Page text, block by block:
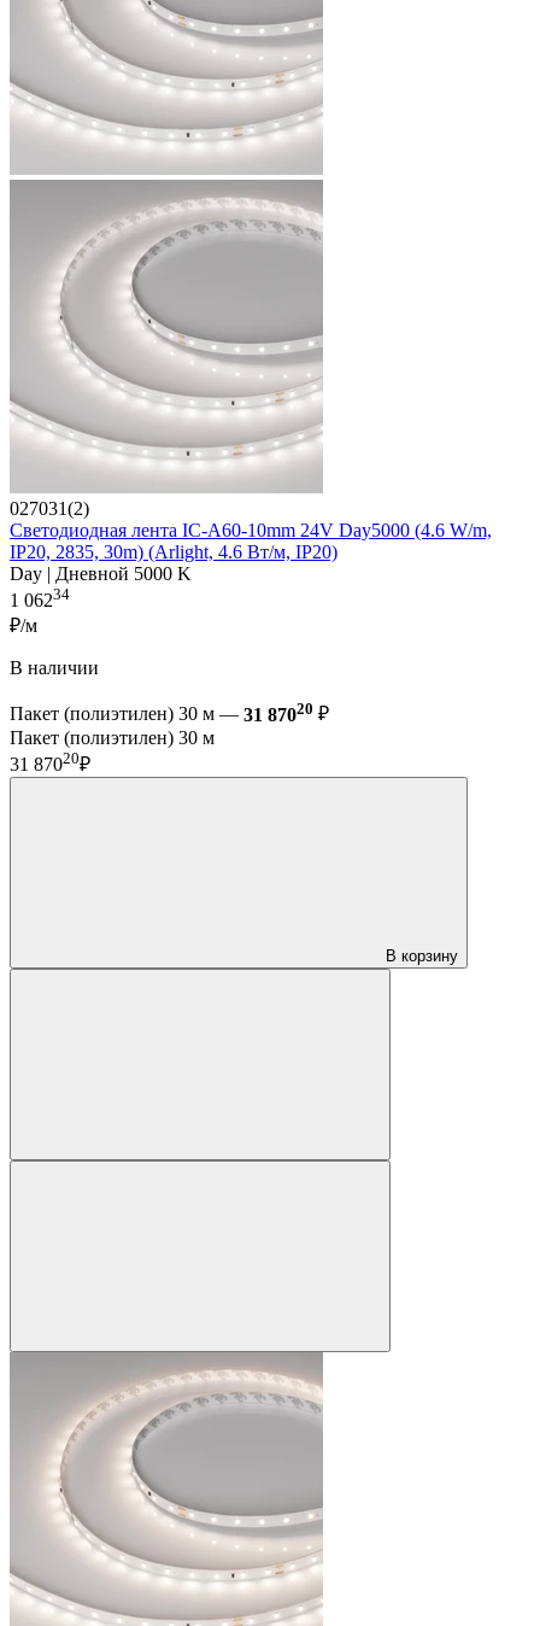
027031(2)
Светодиодная лента IC-A60-10mm 24V Day5000 (4.6 W/m,
IP20, 2835, 30m) (Arlight, 4.6 Вт/м, IP20)
Day | Дневной 5000 K
1 06234
₽/м
В наличии
Пакет (полиэтилен) 30 м — 31 87020 ₽
Пакет (полиэтилен) 30 м
31 87020₽
В корзину